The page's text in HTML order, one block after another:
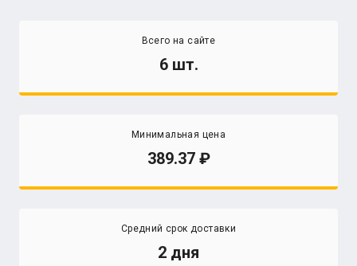
Всего на сайте
6 шт.
Минимальная цена
389.37
Средний срок доставки
2 дня